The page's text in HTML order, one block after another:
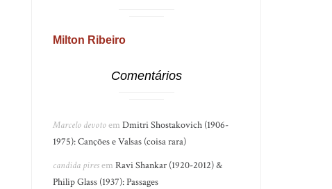
Milton Ribeiro
Comentários
Marcelo devotoemDmitri Shostakovich (1906-
1975): Canções e Valsas (coisa rara)
candida piresemRavi Shankar (1920-2012) &
Philip Glass (1937): Passages